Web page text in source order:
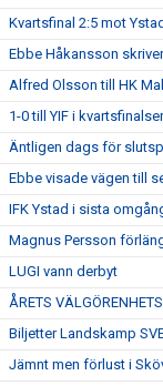
Kvartsfinal 2:5 mot
Ebbe Håkansson
Alfred Olsson till HK
1-0 till YIF i
Äntligen dags för
Ebbe visade vägen till
IFK Ystad i sista
Magnus Persson
LUGI vann derbyt
ÅRETS
Biljetter Landskamp
Jämnt men förlust i